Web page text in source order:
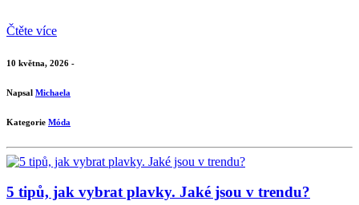
Čtěte více
10 května, 2026 -
Napsal Michaela
Kategorie Móda
5 tipů, jak vybrat plavky. Jaké jsou v trendu?